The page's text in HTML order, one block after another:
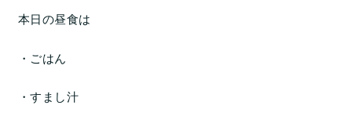
本日の昼食は
・ごはん
・すまし汁